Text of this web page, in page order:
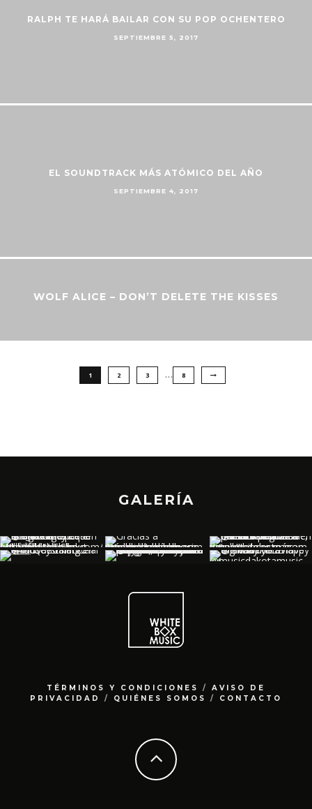
RALPH TE HARÁ BAILAR CON SU POP OCHENTERO
SEPTIEMBRE 5, 2017
EL SOUNDTRACK MÁS ATÓMICO DEL AÑO
SEPTIEMBRE 4, 2017
WOLF ALICE – DON’T DELETE THE KISSES
1 2 3 … 8
GALERÍA
TÉRMINOS Y CONDICIONES / AVISO DE
PRIVACIDAD
/ QUIÉNES SOMOS / CONTACTO